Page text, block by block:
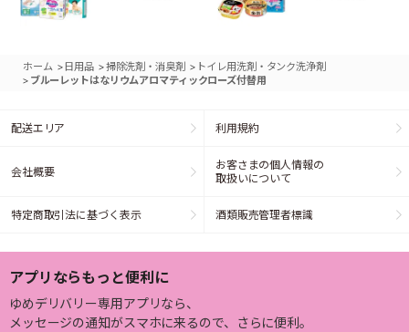
ホーム > 日用品 >掃除洗剤・消臭剤 > トイレ用洗剤・タンク洗浄剤
> ブルーレットはなリウムアロマティックローズ付替用
配送エリア 利用規約
会社概要
お客さまの個人情報の
取扱いについて
特定商取引法に基づく表示 酒類販売管理者標識
アプリならもっと便利に
ゆめデリバリー専用アプリなら、
メッセージの通知がスマホに来るので、さらに便利。